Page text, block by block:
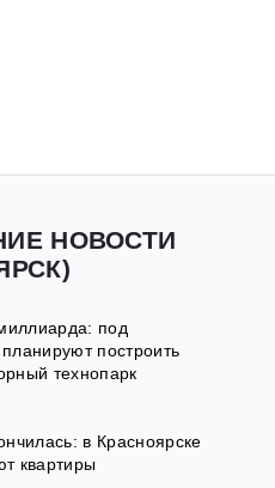
НОВОСТИ
под
построить
технопарк
в Красноярске
квартиры